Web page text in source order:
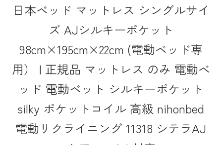
日本ベッド マットレス シングルサイ
ズ AJシルキーポケット
98cm×195cm×22cm (電動ベッド専
用） | 正規品 マットレス のみ 電動ベ
ッド 電動ベット シルキーポケット
silky ポケットコイル 高級 nihonbed
電動リクライニング 11318 シテラAJ